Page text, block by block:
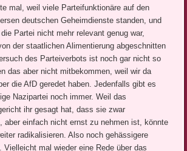
mal, weil viele Parteifunktionäre auf den
deutschen Geheimdienste standen, und
Partei nicht mehr relevant genug war,
der staatlichen Alimentierung abgeschnitten
des Parteiverbots ist noch gar nicht so
das aber nicht mitbekommen, weil wir da
die AfD geredet haben. Jedenfalls gibt es
Nazipartei noch immer. Weil das
ihr gesagt hat, dass sie zwar
aber einfach nicht ernst zu nehmen ist, könnte
radikalisieren. Also noch gehässigere
Vielleicht mal wieder eine Rede über das